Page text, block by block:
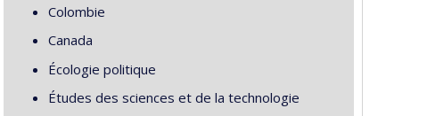
Colombie
Canada
Écologie politique
Études des sciences et de la technologie